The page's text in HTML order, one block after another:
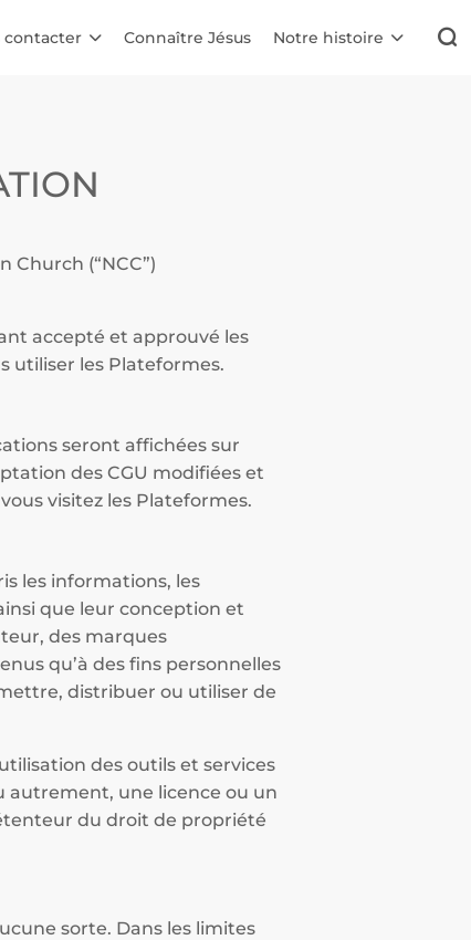
contacter Connaître Jésus Notre histoire
(“NCC”)
accepté et approuvé les
utiliser les Plateformes.
seront affichées sur
des CGU modifiées et
visitez les Plateformes.
les informations, les
que leur conception et
des marques
qu’à des fins personnelles
distribuer ou utiliser de
des outils et services
autrement, une licence ou un
du droit de propriété
sorte. Dans les limites